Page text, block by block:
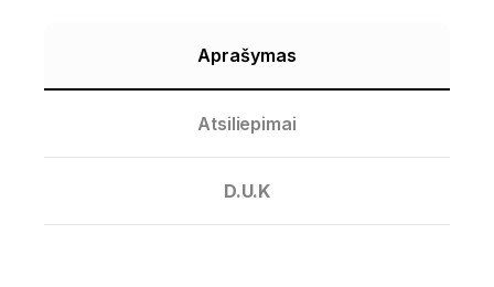
Aprašymas
Atsiliepimai
D.U.K